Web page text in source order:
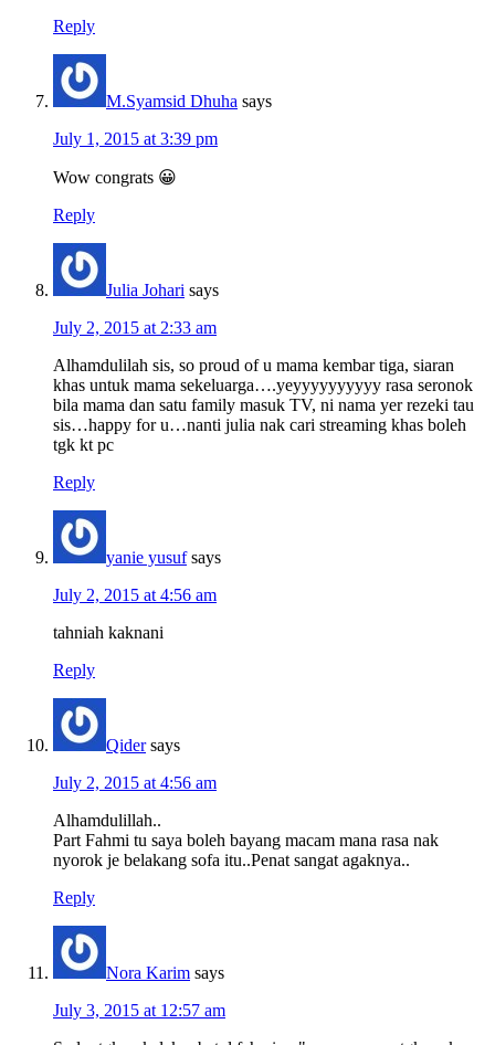
Reply
M.Syamsid Dhuha says
July 1, 2015 at 3:39 pm
Wow congrats 😀
Reply
Julia Johari says
July 2, 2015 at 2:33 am
Alhamdulilah sis, so proud of u mama kembar tiga, siaran
khas untuk mama sekeluarga….yeyyyyyyyyyy rasa seronok
bila mama dan satu family masuk TV, ni nama yer rezeki tau
sis…happy for u…nanti julia nak cari streaming khas boleh
tgk kt pc
Reply
yanie yusuf says
July 2, 2015 at 4:56 am
tahniah kaknani
Reply
Qider says
July 2, 2015 at 4:56 am
Alhamdulillah..
Part Fahmi tu saya boleh bayang macam mana rasa nak
nyorok je belakang sofa itu..Penat sangat agaknya..
Reply
Nora Karim says
July 3, 2015 at 12:57 am